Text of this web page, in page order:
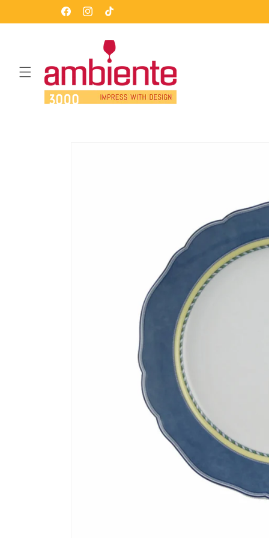
Inhalt
FacebookInstagram
TikTok
Über 17 Jahre Erfahrung im e-Commerce